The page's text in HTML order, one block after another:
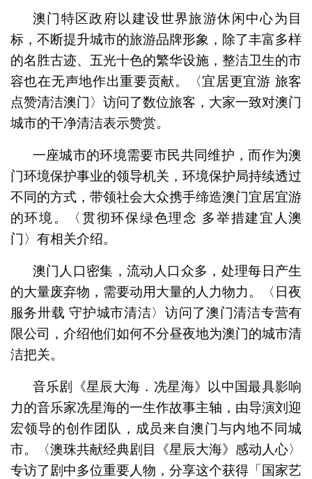
澳门特区政府以建设世界旅游休闲中心为目
标，不断提升城市的旅游品牌形象，除了丰富多样
的名胜古迹、五光十色的繁华设施，整洁卫生的市
容也在无声地作出重要贡献。〈宜居更宜游 旅客
点赞清洁澳门〉访问了数位旅客，大家一致对澳门
城市的干净清洁表示赞赏。
一座城市的环境需要市民共同维护，而作为澳
门环境保护事业的领导机关，环境保护局持续透过
不同的方式，带领社会大众携手缔造澳门宜居宜游
的环境。〈贯彻环保绿色理念 多举措建宜人澳
门〉有相关介绍。
澳门人口密集，流动人口众多，处理每日产生
的大量废弃物，需要动用大量的人力物力。〈日夜
服务卅载 守护城市清洁〉访问了澳门清洁专营有
限公司，介绍他们如何不分昼夜地为澳门的城市清
洁把关。
音乐剧《星辰大海．冼星海》以中国最具影响
力的音乐家冼星海的一生作故事主轴，由导演刘迎
宏领导的创作团队，成员来自澳门与内地不同城
市。〈澳珠共献经典剧目《星辰大海》感动人心〉
专访了剧中多位重要人物，分享这个获得「国家艺